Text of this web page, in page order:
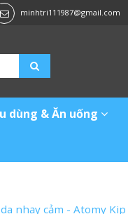
minhtri111987@gmail.com
dùng & Ăn uống
nhạy cảm - Atomy